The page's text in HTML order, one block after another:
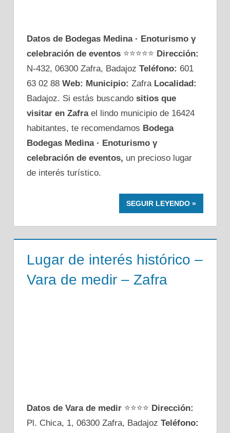
Datos de Bodegas Medina · Enoturismo γ
celebración de eventos ⭐⭐⭐⭐⭐ Dirección:
N-432, 06300 Zafra, Badajoz Teléfono: 601
63 02 88 Web: Municipio: Zafra Localidad:
Badajoz. Si estás buscando sitios que
visitar en Zafrael lindo municipio de 16424
habitantes, te recomendamos Bodega
Bodegas Medina · Enoturismo γ
celebración de eventos, un precioso lugar
de interés turístico.
SEGUIR LEYENDO
Lugar de interés histórico –
Vara de medir – Zafra
Datos de Vara de medir ⭐⭐⭐⭐ Dirección:
Pl. Chica, 1, 06300 Zafra, Badajoz Teléfono: